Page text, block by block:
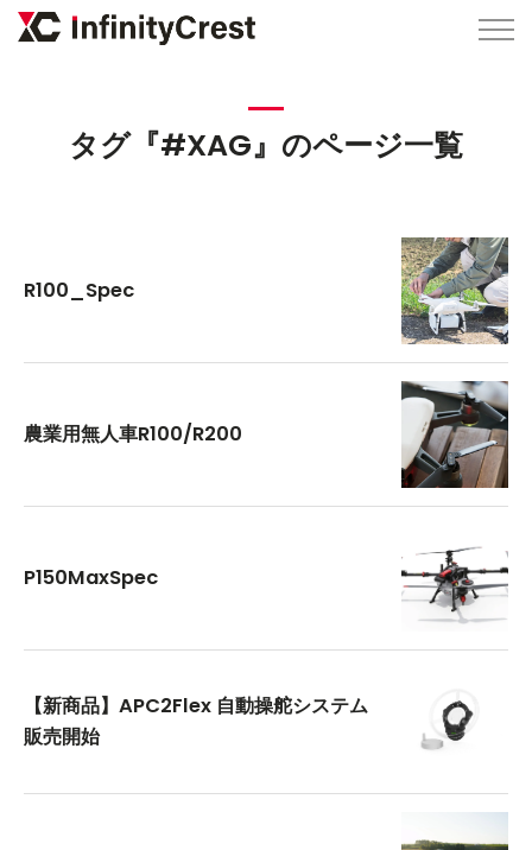
タグ『#XAG』のページ一覧
R100_Spec
農業用無人車R100/R200
P150MaxSpec
【新商品】APC2Flex 自動操舵システム
販売開始